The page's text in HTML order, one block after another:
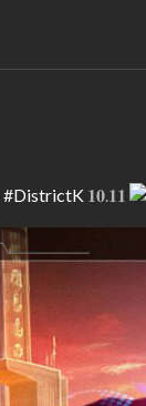
#DistrictK𝟏𝟎.𝟏𝟏